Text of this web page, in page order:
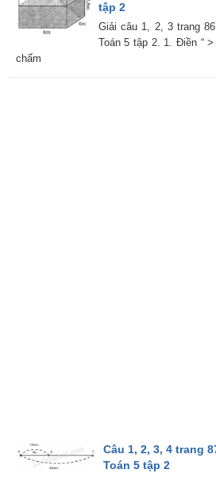
tập 2
Giải câu 1, 2, 3 trang
Toán 5 tập 2. 1. Điền “
chấm
Câu 1, 2, 3, 4 trang
Toán 5 tập 2